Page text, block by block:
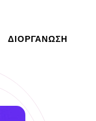
ΔΙΟΡΓΆΝΩΣΗ